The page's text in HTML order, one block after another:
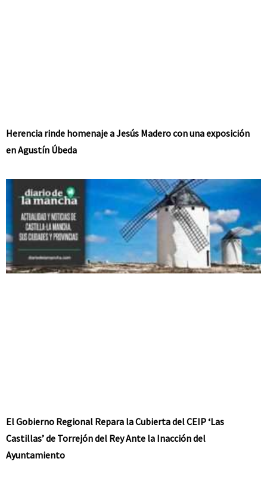
Herencia rinde homenaje a Jesús Madero con una exposición
en Agustín Úbeda
El Gobierno Regional Repara la Cubierta del CEIP ‘Las
Castillas’ de Torrejón del Rey Ante la Inacción del
Ayuntamiento